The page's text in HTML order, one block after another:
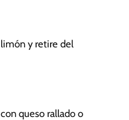
y retire del
queso rallado o